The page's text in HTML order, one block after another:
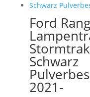
Ford
Schwarz
2021-